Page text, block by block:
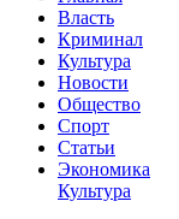
Власть
Криминал
Культура
Новости
Общество
Спорт
Статьи
Экономика
Культура